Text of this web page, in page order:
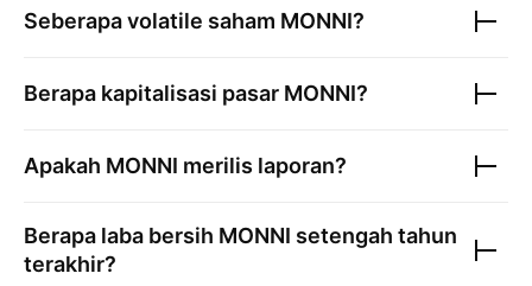
Seberapa volatile saham MONNI?
Berapa kapitalisasi pasar MONNI?
Apakah MONNI merilis laporan?
Berapa laba bersih MONNI setengah tahun
terakhir?